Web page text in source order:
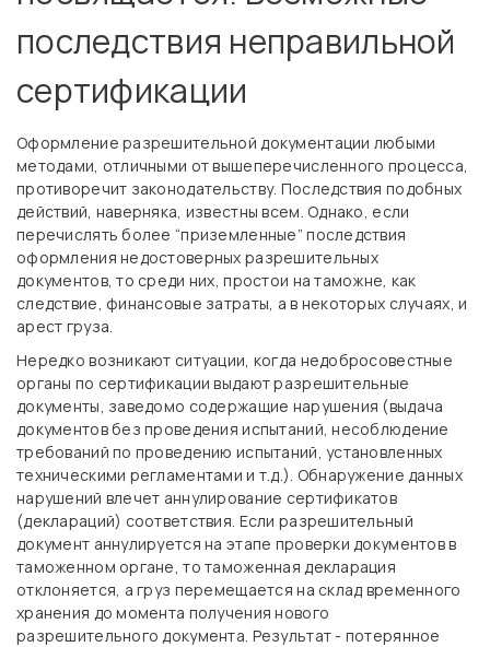
последствия неправильной
сертификации
Оформление разрешительной документации любыми
методами, отличными от вышеперечисленного процесса,
противоречит законодательству. Последствия подобных
действий, наверняка, известны всем. Однако, если
перечислять более “приземленные” последствия
оформления недостоверных разрешительных
документов, то среди них, простои на таможне, как
следствие, финансовые затраты, а в некоторых случаях, и
арест груза.
Нередко возникают ситуации, когда недобросовестные
органы по сертификации выдают разрешительные
документы, заведомо содержащие нарушения (выдача
документов без проведения испытаний, несоблюдение
требований по проведению испытаний, установленных
техническими регламентами и т.д.). Обнаружение данных
нарушений влечет аннулирование сертификатов
(деклараций) соответствия. Если разрешительный
документ аннулируется на этапе проверки документов в
таможенном органе, то таможенная декларация
отклоняется, а груз перемещается на склад временного
хранения до момента получения нового
разрешительного документа. Результат - потерянное